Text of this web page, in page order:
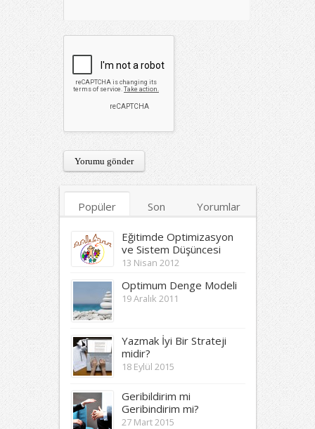
Popüler Son
Yorumlar
Etiketler
Eğitimde Optimizasyon
ve Sistem Düşüncesi
13 Nisan 2012
Optimum Denge Modeli
19 Aralık 2011
Yazmak İyi Bir Strateji
midir?
18 Eylül 2015
Geribildirim mi
Geribindirim mi?
27 Mart 2015